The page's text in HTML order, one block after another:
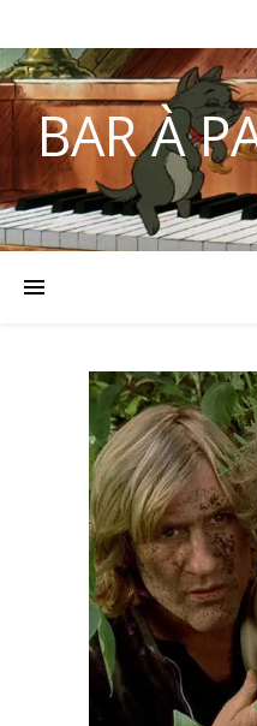
BAR À